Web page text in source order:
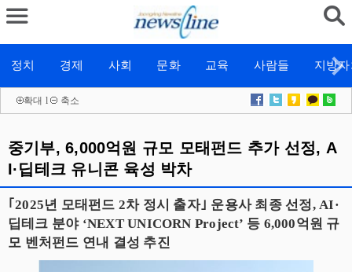
정치 경제 사회 문화 교육 사람들 지방
확대 l 축소
중기부, 6,000억원 규모 모태펀드 추가 선정, A
I·딥테크 유니콘 육성 박차
｢2025년 모태펀드 2차 정시 출자｣ 운용사 최종 선정, AI·
딥테크 분야 ‘NEXT UNICORN Project’ 등 6,000억원 규
모 벤처펀드 연내 결성 추진